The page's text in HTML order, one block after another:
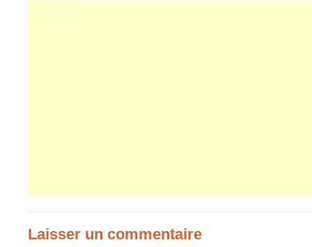
Laisser un commentaire